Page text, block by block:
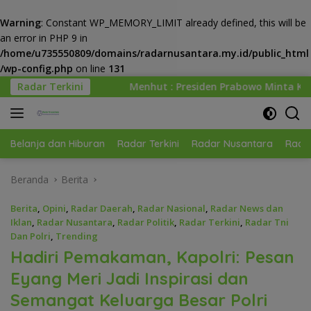
Warning: Constant WP_MEMORY_LIMIT already defined, this will be
an error in PHP 9 in
/home/u735550809/domains/radarnusantara.my.id/public_html
/wp-config.php on line 131
Langsung
ke
konten
Radar Terkini
Menhut : Presiden Prabowo Minta Kemenhut Bangun Tata
Belanja dan Hiburan Radar Terkini Radar Nusantara
Beranda Berita
Berita, Opini, Radar Daerah, Radar Nasional, Radar News dan
Iklan, Radar Nusantara, Radar Politik, Radar Terkini, Radar Tni
Dan Polri, Trending
Hadiri Pemakaman, Kapolri: Pesan
Eyang Meri Jadi Inspirasi dan
Semangat Keluarga Besar Polri